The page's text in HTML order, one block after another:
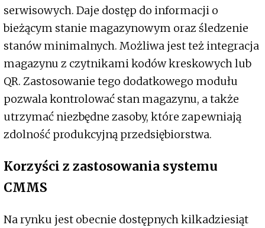
serwisowych. Daje dostęp do informacji o
bieżącym stanie magazynowym oraz śledzenie
stanów minimalnych. Możliwa jest też integracja
magazynu z czytnikami kodów kreskowych lub
QR. Zastosowanie tego dodatkowego modułu
pozwala kontrolować stan magazynu, a także
utrzymać niezbędne zasoby, które zapewniają
zdolność produkcyjną przedsiębiorstwa.
Korzyści z zastosowania systemu
CMMS
Na rynku jest obecnie dostępnych kilkadziesiąt